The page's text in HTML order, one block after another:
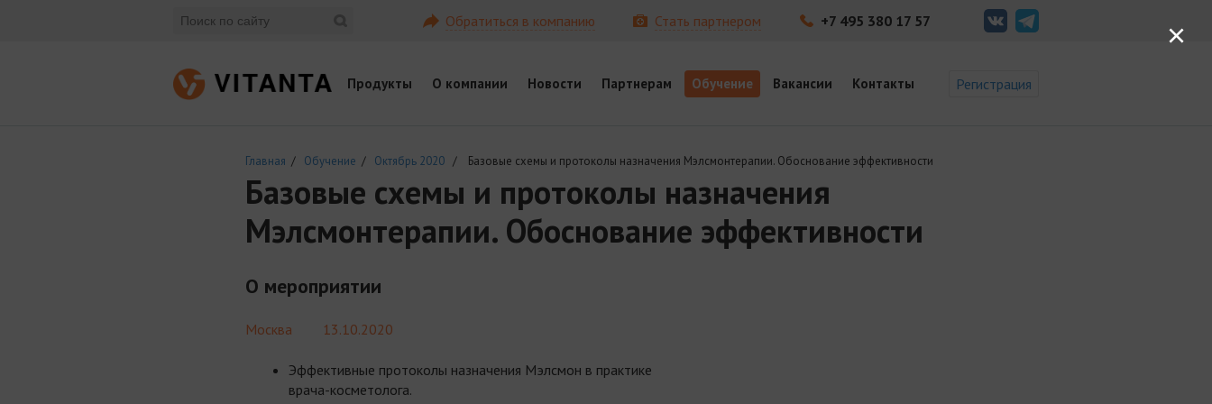
Обратиться в компанию Стать партнером +7 495 380 17 57
Продукты О компании Новости Партнерам Обучение Вакансии Контакты Регистрация
Главная / Обучение / Октябрь 2020 / Базовые схемы и протоколы назначения Мэлсмонтерапии. Обоснование эффективности
Базовые схемы и протоколы назначения
Мэлсмонтерапии. Обоснование эффективности
О мероприятии
Москва 13.10.2020
Эффективные протоколы назначения Мэлсмон в практике
врача-косметолога.
×